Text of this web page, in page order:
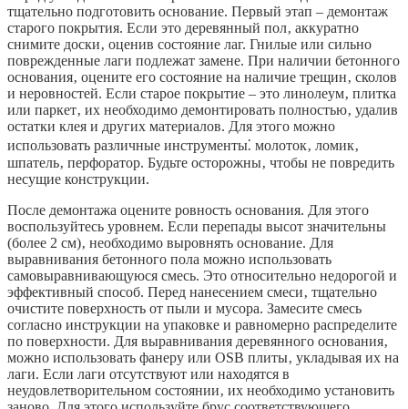
тщательно подготовить основание. Первый этап – демонтаж
старого покрытия. Если это деревянный пол‚ аккуратно
снимите доски‚ оценив состояние лаг. Гнилые или сильно
поврежденные лаги подлежат замене. При наличии бетонного
основания‚ оцените его состояние на наличие трещин‚ сколов
и неровностей. Если старое покрытие – это линолеум‚ плитка
или паркет‚ их необходимо демонтировать полностью‚ удалив
остатки клея и других материалов. Для этого можно
использовать различные инструменты⁚ молоток‚ ломик‚
шпатель‚ перфоратор. Будьте осторожны‚ чтобы не повредить
несущие конструкции.
После демонтажа оцените ровность основания. Для этого
воспользуйтесь уровнем. Если перепады высот значительны
(более 2 см)‚ необходимо выровнять основание. Для
выравнивания бетонного пола можно использовать
самовыравнивающуюся смесь. Это относительно недорогой и
эффективный способ. Перед нанесением смеси‚ тщательно
очистите поверхность от пыли и мусора. Замесите смесь
согласно инструкции на упаковке и равномерно распределите
по поверхности. Для выравнивания деревянного основания‚
можно использовать фанеру или OSB плиты‚ укладывая их на
лаги. Если лаги отсутствуют или находятся в
неудовлетворительном состоянии‚ их необходимо установить